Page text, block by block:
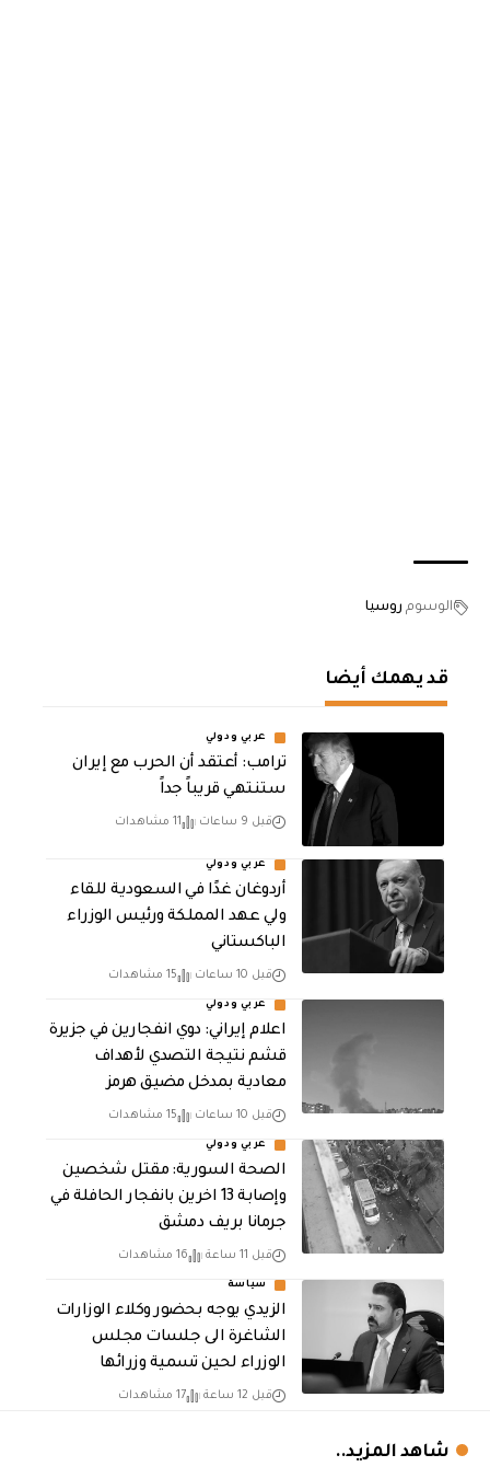
الوسوم روسيا
قد يهمك أيضا
عربي ودولي
‏ترامب: أعتقد أن الحرب مع إيران
ستنتهي قريباً جداً
قبل 9 ساعات 11 مشاهدات
عربي ودولي
أردوغان غدًا في السعودية للقاء
ولي عهد المملكة ورئيس الوزراء
الباكستاني
قبل 10 ساعات 15 مشاهدات
عربي ودولي
اعلام إيراني: دوي انفجارين في جزيرة
قشم نتيجة التصدي لأهداف
معادية بمدخل مضيق هرمز
قبل 10 ساعات 15 مشاهدات
عربي ودولي
الصحة السورية: مقتل شخصين
وإصابة 13 اخرين بانفجار الحافلة في
جرمانا بريف دمشق
قبل 11 ساعة 16 مشاهدات
سياسة
الزيدي يوجه بحضور وكلاء الوزارات
الشاغرة الى جلسات مجلس
الوزراء لحين تسمية وزرائها
قبل 12 ساعة 17 مشاهدات
شاهد المزيد..